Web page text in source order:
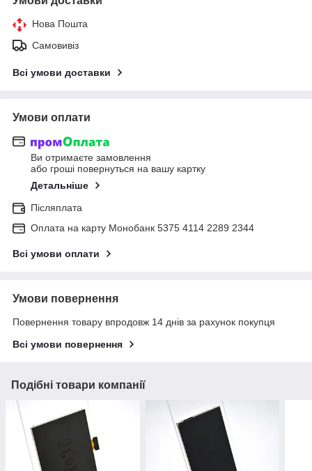
Нова Пошта
Самовивіз
Всі умови доставки
Умови оплати
Ви отримаєте замовлення
або гроші повернуться на вашу картку
Детальніше
Післяплата
Оплата на карту Монобанк 5375 4114 2289 2344
Всі умови оплати
Умови повернення
Повернення товару впродовж 14 днів за рахунок покупця
Всі умови повернення
Подібні товари компанії